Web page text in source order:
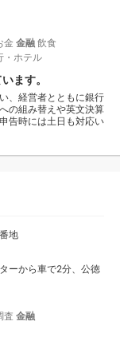
金 金融 飲食
・ホテル
ます。
、経営者とともに銀行
の組み替えや英文決算
告時には土日も対応い
地
ーから車で2分、公徳
査 金融